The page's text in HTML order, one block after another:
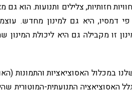
חזותיות, צלילים ותנועות. הוא
דמסיו, היא גם למינון מחדש.
זו מקבילה גם היא ליכולת המינון
במכלול האסוציאציות והתמונות
האסוציאציה התנועתית-המוטורית